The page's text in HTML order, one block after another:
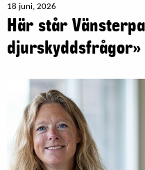
18 juni, 2026
Här står
djurskyddsfrågor»